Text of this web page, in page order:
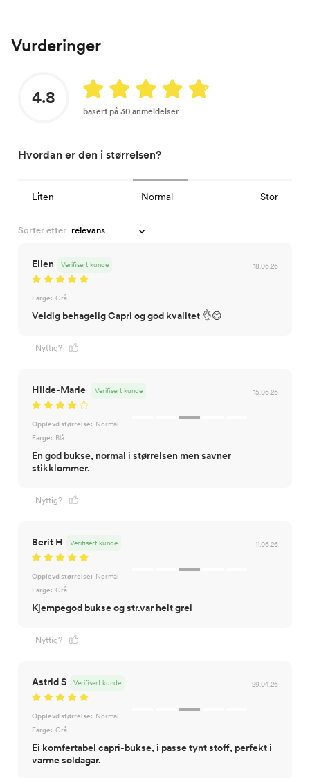
Vurderinger
4.8
basert på 30 anmeldelser
Hvordan er den i størrelsen?
Liten Normal Stor
Sorter etter
Ellen 18.06.26
Verifisert kunde
Farge: Grå
Veldig behagelig Capri og god kvalitet 👌😄
Nyttig?
Hilde-Marie 15.06.26
Verifisert kunde
Opplevd størrelse: Normal
Farge: Blå
En god bukse, normal i størrelsen men savner
stikklommer.
Nyttig?
Berit H 11.06.26
Verifisert kunde
Opplevd størrelse: Normal
Farge: Grå
Kjempegod bukse og str.var helt grei
Nyttig?
Astrid S 29.04.26
Verifisert kunde
Opplevd størrelse: Normal
Farge: Grå
Ei komfertabel capri-bukse, i passe tynt stoff, perfekt i
varme soldagar.